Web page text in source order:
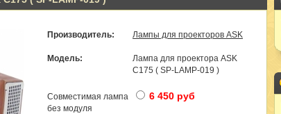
Производитель: Лампы для проекторов ASK
Модель:
Лампа для проектора ASK
C175 ( SP-LAMP-019 )
Совместимая лампа
без модуля
6 450 руб